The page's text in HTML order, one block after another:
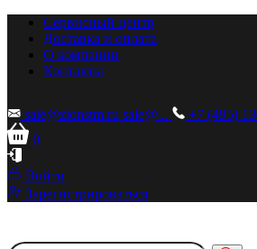
Сервисный центр
Доставка и оплата
О компании
Контакты
sale@zionstm.ru sale@...
+7 (495)
0
Войти
Зарегистрироваться